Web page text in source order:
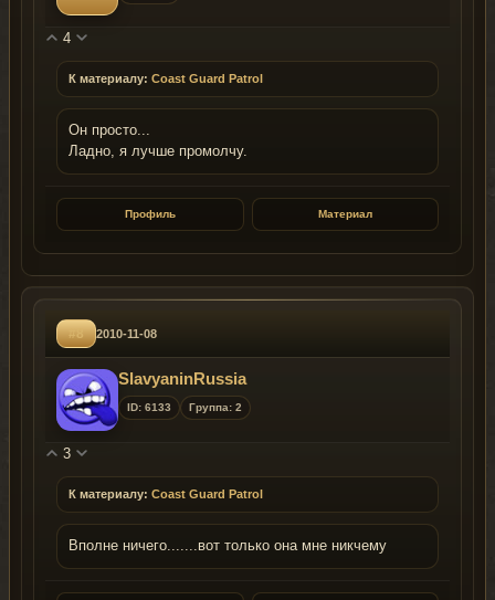
4
К материалу: Coast Guard Patrol
Он просто...
Ладно, я лучше промолчу.
Профиль Материал
#8 2010-11-08
SlavyaninRussia
ID: 6133 Группа: 2
3
К материалу: Coast Guard Patrol
Вполне ничего.......вот только она мне никчему